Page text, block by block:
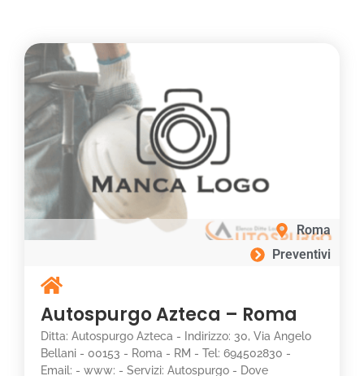
Roma
Preventivi
Autospurgo Azteca – Roma
Ditta: Autospurgo Azteca - Indirizzo: 30, Via Angelo
Bellani - 00153 - Roma - RM - Tel: 694502830 -
Email: - www: - Servizi: Autospurgo - Dove